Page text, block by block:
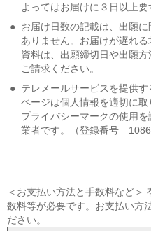
よってはお届けに３日以上要
● お届け日数の記載は、出願
ありません。お届けが遅れ
資料は、出願締切日や出願
ご請求ください。
● テレメールサービスを提供
ページは個人情報を適切に取
プライバシーマークの使用
業者です。（登録番号
＜お支払い方法と手数料など＞
数料等が必要です。お支払い方
ださい。